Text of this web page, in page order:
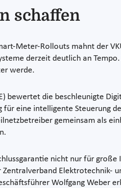
schaffen
Meter-Rollouts mahnt der
derzeit deutlich an
werde.
bewertet die beschleunigte
eine intelligente Steuerung
gemeinsam als
nicht nur für
Elektrotechnik-
Wolfgang Weber